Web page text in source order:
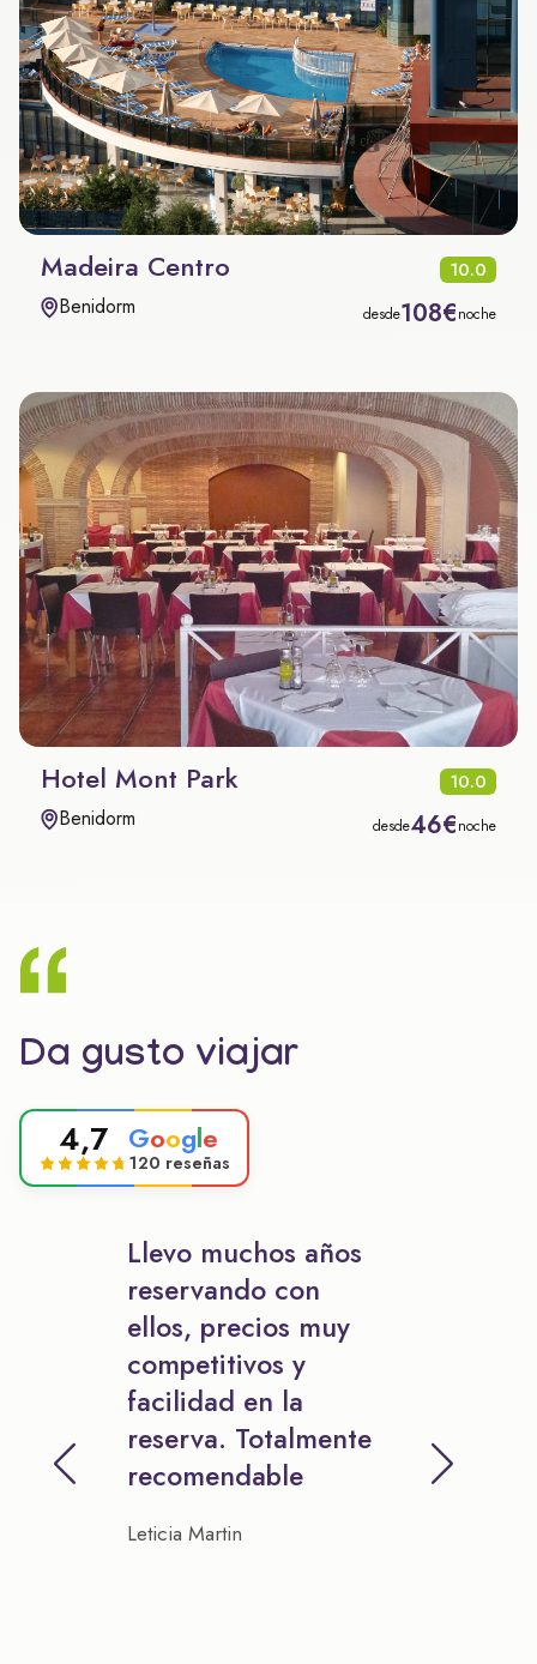
Madeira Centro 10.0
Benidorm desde108€noche
Hotel Mont Park 10.0
Benidorm desde46€noche
Da gusto viajar
4,7 Google
120 reseñas
Llevo muchos años
reservando con
ellos, precios muy
competitivos y
facilidad en la
reserva. Totalmente
recomendable
Leticia Martin